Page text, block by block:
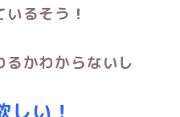
るそう！
かわからないし
しい！